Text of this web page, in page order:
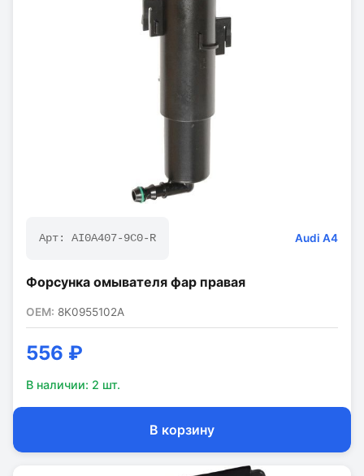
Арт: AI0A407-9C0-R Audi A4
Форсунка омывателя фар правая
OEM: 8K0955102A
556 ₽
В наличии: 2 шт.
В корзину